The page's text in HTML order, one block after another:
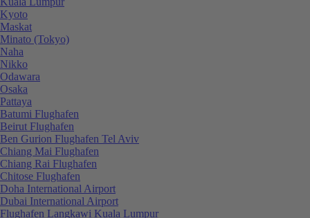
Kyoto
Maskat
Minato (Tokyo)
Naha
Nikko
Odawara
Osaka
Pattaya
Batumi Flughafen
Beirut Flughafen
Ben Gurion Flughafen Tel Aviv
Chiang Mai Flughafen
Chiang Rai Flughafen
Chitose Flughafen
Doha International Airport
Dubai International Airport
Flughafen Langkawi Kuala Lumpur